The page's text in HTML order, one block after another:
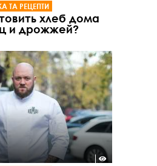
ТА РЕЦЕПТИ
хлеб дома
и дрожжей?